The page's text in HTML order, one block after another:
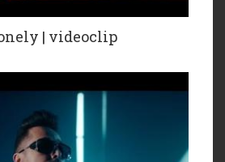
| videoclip